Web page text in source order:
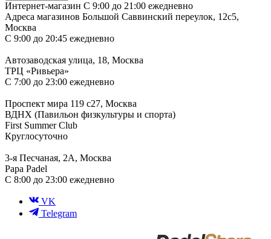
Интернет-магазин С 9:00 до 21:00 ежедневно
Адреса магазинов Большой Саввинский переулок, 12с5,
Москва
С 9:00 до 20:45 ежедневно
Автозаводская улица, 18, Москва
ТРЦ «Ривьера»
С 7:00 до 23:00 ежедневно
Проспект мира 119 с27, Москва
ВДНХ (Павильон физкультуры и спорта)
First Summer Club
Круглосуточно
3-я Песчаная, 2А, Москва
Papa Padel
С 8:00 до 23:00 ежедневно
VK
Telegram